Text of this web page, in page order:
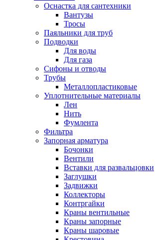
Оснастка для сантехники
Вантузы
Тросы
Паяльники для труб
Подводки
Для воды
Для газа
Сифоны и отводы
Трубы
Металлопластиковые
Уплотнительные материалы
Лен
Нить
Фумлента
Фильтра
Запорная арматура
Бочонки
Вентили
Вставки для развальцовки
Заглушки
Задвижки
Коллекторы
Контргайки
Краны вентильные
Краны запорные
Краны шаровые